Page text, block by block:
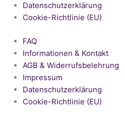
Datenschutzerklärung
Cookie-Richtlinie (EU)
FAQ
Informationen & Kontakt
AGB & Widerrufsbelehrung
Impressum
Datenschutzerklärung
Cookie-Richtlinie (EU)